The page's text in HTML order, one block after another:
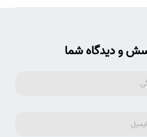
و دیدگاه شما